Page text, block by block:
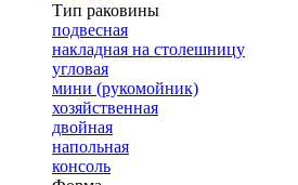
Тип раковины
подвесная
накладная на столешницу
угловая
мини (рукомойник)
хозяйственная
двойная
напольная
консоль